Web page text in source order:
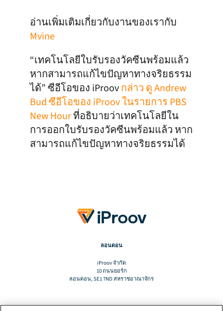
อ่านเพิ่มเติมเกี่ยวกับงานของเรากับ
Mvine
“เทคโนโลยีใบรับรองวัคซีนพร้อมแล้ว
หากสามารถแก้ไขปัญหาทางจริยธรรม
ได้” ซีอีโอของ iProovกล่าว ดู Andrew
Bud ซีอีโอของ iProov ในรายการ PBS
New Hourที่อธิบายว่าเทคโนโลยีใน
การออกใบรับรองวัคซีนพร้อมแล้ว หาก
สามารถแก้ไขปัญหาทางจริยธรรมได้
ลอนดอน
iProov จํากัด
10 ถนนยอร์ก
ลอนดอน, SE1 7ND สหราชอาณาจักร